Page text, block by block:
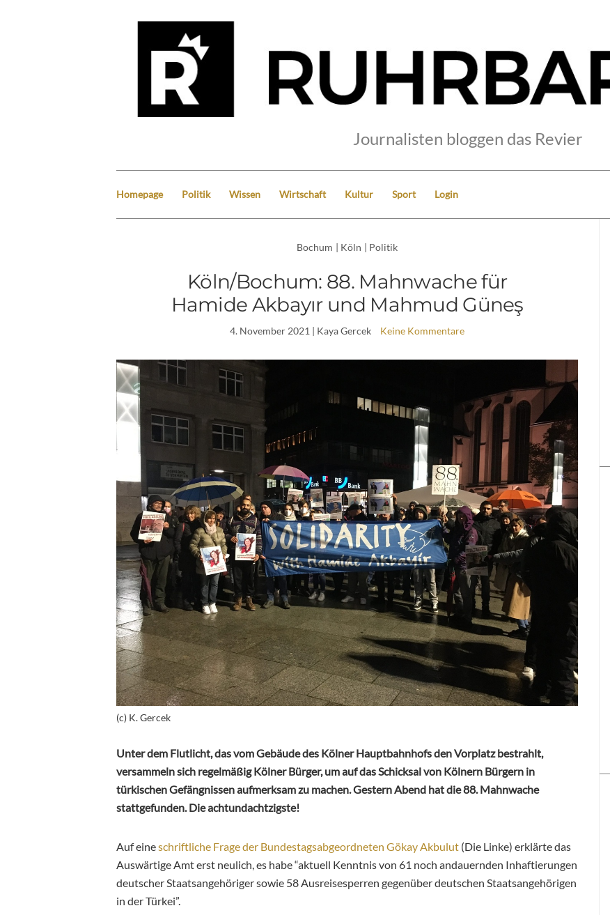
Journalisten bloggen das Revier
Homepage Politik Wissen Wirtschaft Kultur Sport Login
Bochum | Köln | Politik
Köln/Bochum: 88. Mahnwache für
Hamide Akbayır und Mahmud Güneş
4. November 2021 | Kaya Gercek Keine Kommentare
(c) K. Gercek
Unter dem Flutlicht, das vom Gebäude des Kölner Hauptbahnhofs den Vorplatz bestrahlt,
versammeln sich regelmäßig Kölner Bürger, um auf das Schicksal von Kölnern Bürgern in
türkischen Gefängnissen aufmerksam zu machen. Gestern Abend hat die 88. Mahnwache
stattgefunden. Die achtundachtzigste!
Auf eineschriftliche Frage der Bundestagsabgeordneten Gökay Akbulut (Die Linke) erklärte das
Auswärtige Amt erst neulich, es habe “aktuell Kenntnis von 61 noch andauernden Inhaftierungen
deutscher Staatsangehöriger sowie 58 Ausreisesperren gegenüber deutschen Staatsangehörigen
in der Türkei”.